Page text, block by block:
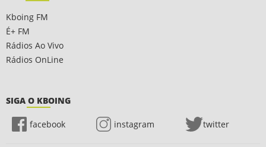
Kboing FM
É+ FM
Rádios Ao Vivo
Rádios OnLine
SIGA O KBOING
facebook instagram twitter